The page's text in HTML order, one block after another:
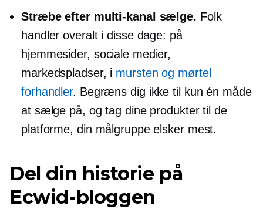
Stræbe efter multi-kanal sælge. Folk
handler overalt i disse dage: på
hjemmesider, sociale medier,
markedspladser, i mursten og mørtel
forhandler. Begræns dig ikke til kun én måde
at sælge på, og tag dine produkter til de
platforme, din målgruppe elsker mest.
Del din historie på
Ecwid-bloggen